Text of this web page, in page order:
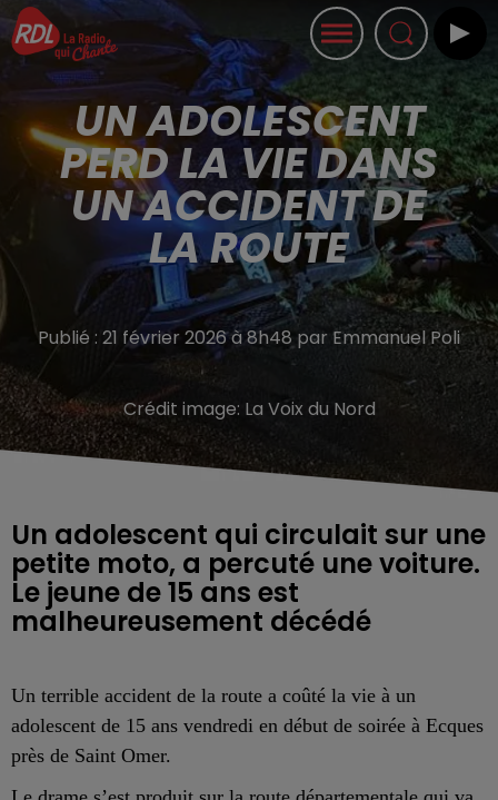
UN ADOLESCENT
PERD LA VIE DANS
UN ACCIDENT DE
LA ROUTE
Publié : 21 février 2026 à 8h48 par Emmanuel Poli
Crédit image: La Voix du Nord
Un adolescent qui circulait sur une
petite moto, a percuté une voiture.
Le jeune de 15 ans est
malheureusement décédé
Un terrible accident de la route a coûté la vie à un
adolescent de 15 ans vendredi en début de soirée à Ecques
près de Saint Omer.